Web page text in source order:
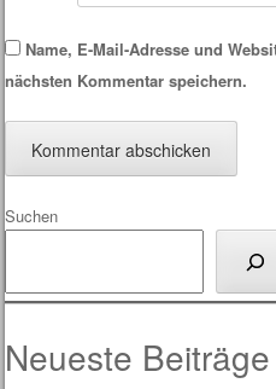
Name, E-Mail-Adresse und
nächsten Kommentar speichern.
Suchen
Neueste Beiträge